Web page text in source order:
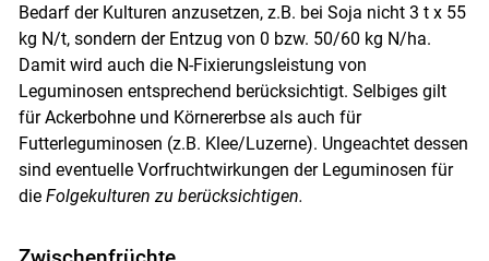
Bedarf der Kulturen anzusetzen, z.B. bei Soja nicht 3 t x 55
kg N/t, sondern der Entzug von 0 bzw. 50/60 kg N/ha.
Damit wird auch die N-Fixierungsleistung von
Leguminosen entsprechend berücksichtigt. Selbiges gilt
für Ackerbohne und Körnererbse als auch für
Futterleguminosen (z.B. Klee/Luzerne). Ungeachtet dessen
sind eventuelle Vorfruchtwirkungen der Leguminosen für
die Folgekulturen zu berücksichtigen.